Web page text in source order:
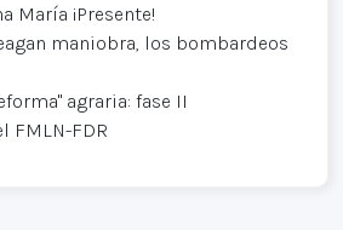
María ¡Presente!
maniobra, los bombardeos
agraria: fase II
FMLN-FDR